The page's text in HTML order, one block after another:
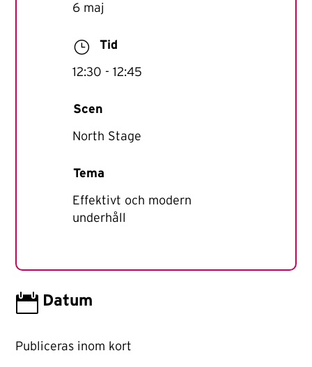
6 maj
} Tid
12:30 - 12:45
Scen
North Stage
Tema
Effektivt och modern
underhåll
 Datum
Publiceras inom kort